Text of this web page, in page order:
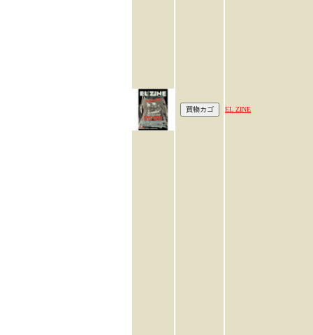
EL ZINE